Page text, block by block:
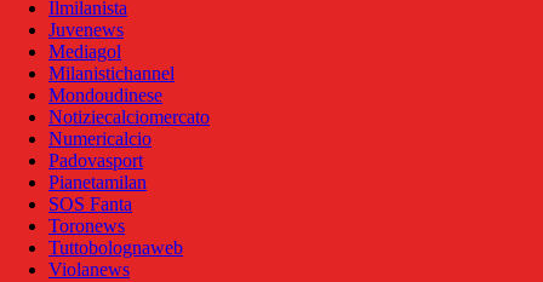
Ilmilanista
Juvenews
Mediagol
Milanistichannel
Mondoudinese
Notiziecalciomercato
Numericalcio
Padovasport
Pianetamilan
SOS Fanta
Toronews
Tuttobolognaweb
Violanews